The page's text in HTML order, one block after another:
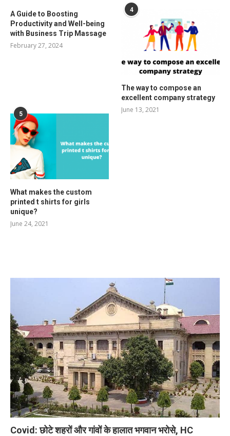
A Guide to Boosting
Productivity and Well-being
with Business Trip Massage
February 27, 2024
4
The way to compose an
excellent company strategy
June 13, 2021
5
What makes the custom
printed t shirts for girls
unique?
June 24, 2021
Covid: छोटे शहरों और गांवों के हालात भगवान भरोसे, HC